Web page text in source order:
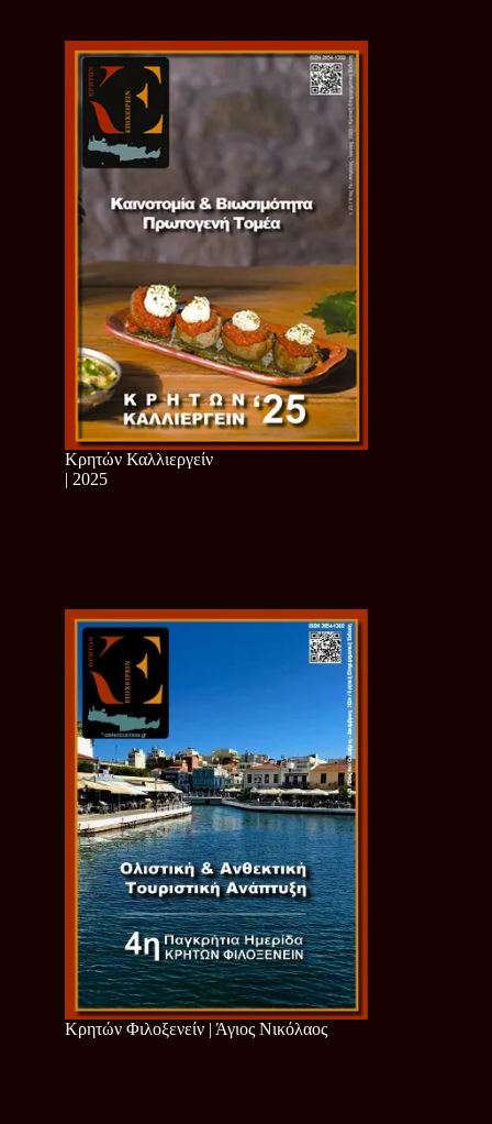
Κρητών Καλλιεργείν
| 2025
Κρητών Φιλοξενείν | Άγιος Νικόλαος